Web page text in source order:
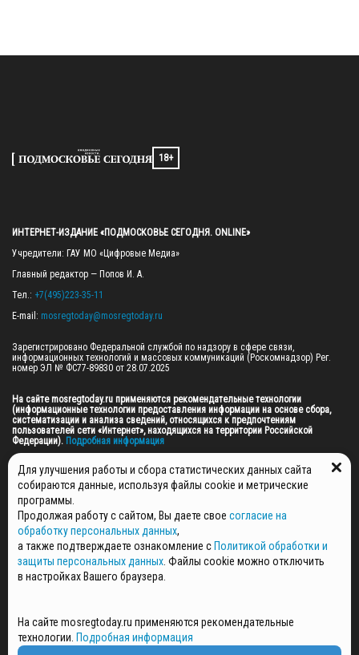
18+
ИНТЕРНЕТ-ИЗДАНИЕ «ПОДМОСКОВЬЕ СЕГОДНЯ. ONLINE»
Учредители: ГАУ МО «Цифровые Медиа»
Главный редактор — Попов И. А.
Тел.: +7(495)223-35-11
E-mail: mosregtoday@mosregtoday.ru
Зарегистрировано Федеральной службой по надзору в сфере связи,
информационных технологий и массовых коммуникаций (Роскомнадзор) Рег.
номер ЭЛ № ФС77-89830 от 28.07.2025
На сайте mosregtoday.ru применяются рекомендательные технологии
(информационные технологии предоставления информации на основе сбора,
систематизации и анализа сведений, относящихся к предпочтениям
пользователей сети «Интернет», находящихся на территории Российской
Федерации). Подробная информация
© 2026 ПРАВА НА ВСЕ МАТЕРИАЛЫ САЙТА ПРИНАДЛЕЖАТ ГАУ МО "ЦИФРОВЫЕ
МЕДИА" (ОГРН: 1255000059467).
ПОЛИТИКА ОБРАБОТКИ И ЗАЩИТЫ ПЕРСОНАЛЬНЫХ ДАННЫХ
НОВОСТИ
ГАЗЕТЫ
РЕКЛАМОДАТЕЛЯМ
СПЕЦПРОЕКТЫ
СТАТЬИ
Для улучшения работы и сбора статистических данных сайта
собираются данные, используя файлы cookie и метрические
программы.
Продолжая работу с сайтом, Вы даете свое согласие на
обработку персональных данных,
а также подтверждаете ознакомление с Политикой обработки и
защиты персональных данных . Файлы cookie можно отключить
в настройках Вашего браузера.
На сайте mosregtoday.ru применяются рекомендательные
технологии. Подробная информация